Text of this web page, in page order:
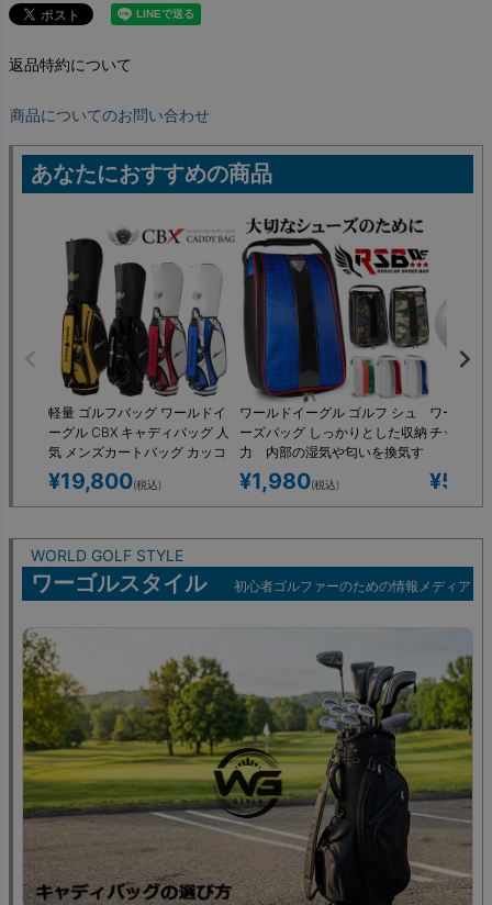
返品特約について
商品についてのお問い合わせ
あなたにおすすめの商品
軽量 ゴルフバッグ ワールドイ
ーグル CBX キャディバッグ 人
気 メンズカートバッグ カッコ
イイ 収納多数ポケット10箇所
¥19,800(税込)
ワールドイーグル ゴルフ シュ
ーズバッグ しっかりとした収納
力 内部の湿気や匂いを換気す
る通気穴 大開口のファスナー
出入口 おしゃれ柄 大人 メ
ンズ シューズケース
¥1,980(税込)
ワールド
チッパー
¥
WORLD GOLF STYLE
ワーゴルスタイル 初心者ゴルファーのための情報メディア